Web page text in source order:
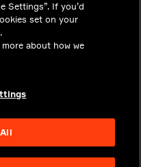
Settings”. If you’d
set on your
about how we